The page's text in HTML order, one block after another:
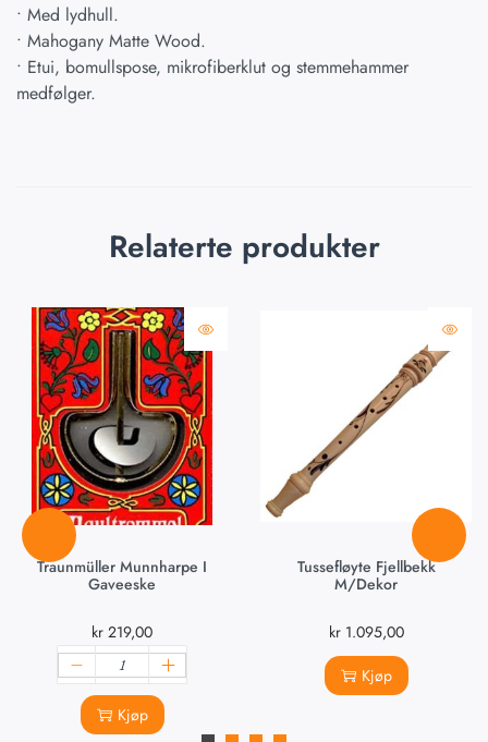
• Med lydhull.
• Mahogany Matte Wood.
• Etui, bomullspose, mikrofiberklut og stemmehammer
medfølger.
Relaterte produkter
Traunmüller Munnharpe I
Gaveeske
kr 219,00
Kjøp
Tussefløyte Fjellbekk
M/dekor
kr1.095,00
Kjøp